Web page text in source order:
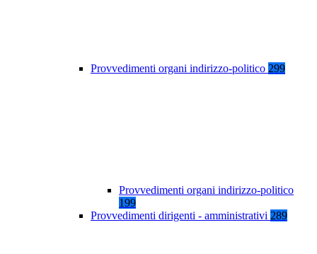
Provvedimenti organi indirizzo-politico 299
Provvedimenti organi indirizzo-politico
199
Provvedimenti dirigenti - amministrativi 289